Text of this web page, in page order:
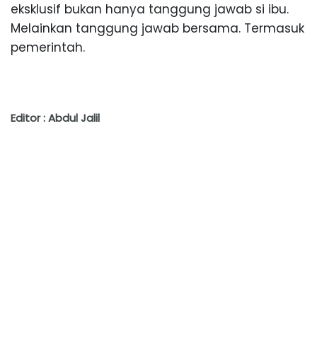
eksklusif bukan hanya tanggung jawab si ibu.
Melainkan tanggung jawab bersama. Termasuk
pemerintah.
Editor : Abdul Jalil